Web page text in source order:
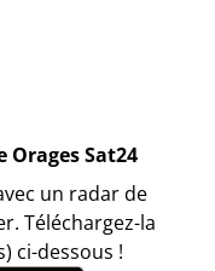
Sat24
un radar de
Téléchargez-la
ci-dessous !